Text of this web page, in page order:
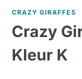
CRAZY GIRAFFES
Crazy
Kleur K